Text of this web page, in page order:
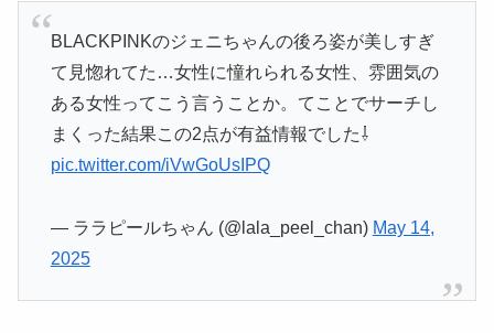
BLACKPINKのジェニちゃんの後ろ姿が美しすぎ
て見惚れてた…女性に憧れられる女性、雰囲気の
ある女性ってこう言うことか。てことでサーチし
まくった結果この2点が有益情報でした⇩
pic.twitter.com/iVwGoUsIPQ
— ララピールちゃん (@lala_peel_chan) May 14,
2025